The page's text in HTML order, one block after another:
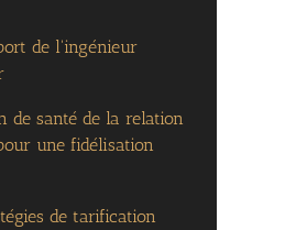
de l'ingénieur
de santé de la relation
une fidélisation
de tarification